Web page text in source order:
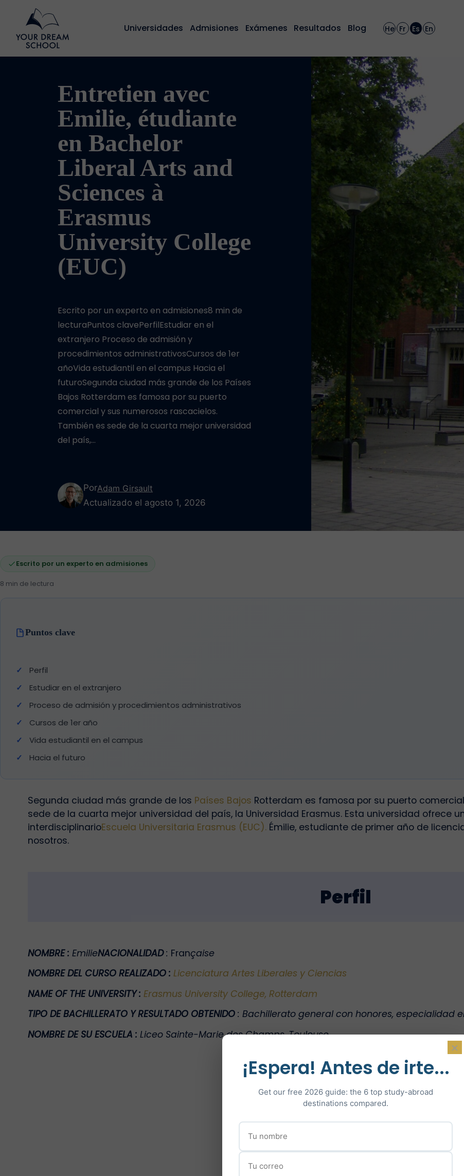
Universidades Admisiones Exámenes Resultados Blog He Fr Es En
Entretien avec
Emilie, étudiante
en Bachelor
Liberal Arts and
Sciences à
Erasmus
University College
(EUC)
Escrito por un experto en admisiones8 min de
lecturaPuntos clavePerfilEstudiar en el
extranjero Proceso de admisión y
procedimientos administrativosCursos de 1er
añoVida estudiantil en el campus Hacia el
futuroSegunda ciudad más grande de los Países
Bajos Rotterdam es famosa por su puerto
comercial y sus numerosos rascacielos.
También es sede de la cuarta mejor universidad
del país,…
PorAdam Girsault
Actualizado el agosto 1, 2026
Escrito por un experto en admisiones
8 min de lectura
Puntos clave
Perfil
Estudiar en el extranjero
Proceso de admisión y procedimientos administrativos
Cursos de 1er año
Vida estudiantil en el campus
Hacia el futuro
Segunda ciudad más grande de los Países Bajos Rotterdam es famosa por su puerto
sede de la cuarta mejor universidad del país, la Universidad Erasmus. Esta universidad ofrece
interdisciplinarioEscuela Universitaria Erasmus (EUC).Émilie, estudiante de primer año de
nosotros.
Perfil
NOMBRE: EmilieNACIONALIDAD: Française
NOMBRE DEL CURSO REALIZADO : Licenciatura Artes Liberales y Ciencias
NAME OF THE UNIVERSITY: Erasmus University College, Rotterdam
TIPO DE BACHILLERATO Y RESULTADO OBTENIDO : Bachillerato general con honores, especialidad
NOMBRE DE SU ESCUELA : Liceo Sainte-Marie des Champs, Toulouse
×
¡Espera! Antes de irte...
Get our free 2026 guide: the 6 top study-abroad
destinations compared.